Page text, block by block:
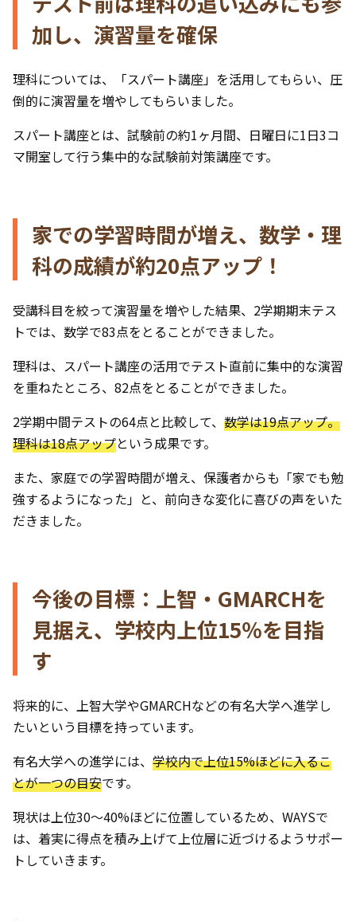
加し、演習量を確保
理科については、「スパート講座」を活用してもらい、圧
倒的に演習量を増やしてもらいました。
スパート講座とは、試験前の約1ヶ月間、日曜日に1日3コ
マ開室して行う集中的な試験前対策講座です。
家での学習時間が増え、数学・理
科の成績が約20点アップ！
受講科目を絞って演習量を増やした結果、2学期期末テス
トでは、数学で83点をとることができました。
理科は、スパート講座の活用でテスト直前に集中的な演習
を重ねたところ、82点をとることができました。
2学期中間テストの64点と比較して、 数学は19点アップ。
理科は18点アップという成果です。
また、家庭での学習時間が増え、保護者からも「家でも勉
強するようになった」と、前向きな変化に喜びの声をいた
だきました。
今後の目標：上智・GMARCHを
見据え、学校内上位15％を目指
す
将来的に、上智大学やGMARCHなどの有名大学へ進学し
たいという目標を持っています。
有名大学への進学には、 学校内で上位15%ほどに入るこ
とが一つの目安です。
現状は上位30〜40%ほどに位置しているため、WAYSで
は、着実に得点を積み上げて上位層に近づけるようサポー
トしていきます。